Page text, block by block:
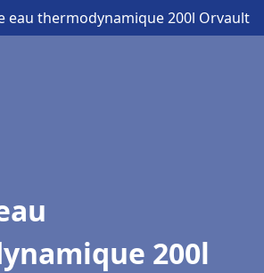
eau thermodynamique 200l Orvault
200l